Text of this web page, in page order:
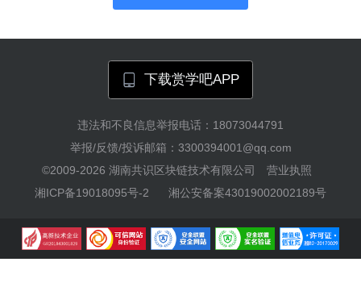
下载赏学吧APP
违法和不良信息举报电话：18073044791
举报/反馈/投诉邮箱：3300394001@qq.com
©2009-2026 湖南共识区块链技术有限公司
营业执照
湘ICP备19018095号-2
湘公安备案43019002002189号